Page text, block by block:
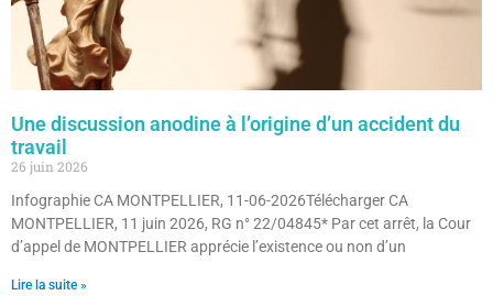
Une discussion anodine à l’origine d’un accident du
travail
26 juin 2026
Infographie CA MONTPELLIER, 11-06-2026Télécharger CA
MONTPELLIER, 11 juin 2026, RG n° 22/04845* Par cet arrêt, la Cour
d’appel de MONTPELLIER apprécie l’existence ou non d’un
Lire la suite »